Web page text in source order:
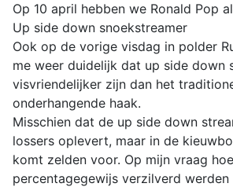
Op 10 april hebben we Ronald Pop
Up side down snoekstreamer
Ook op de vorige visdag in polder
me weer duidelijk dat up side down
visvriendelijker zijn dan het
onderhangende haak.
Misschien dat de up side down
lossers oplevert, maar in de
komt zelden voor. Op mijn vraag
percentagegewijs verzilverd